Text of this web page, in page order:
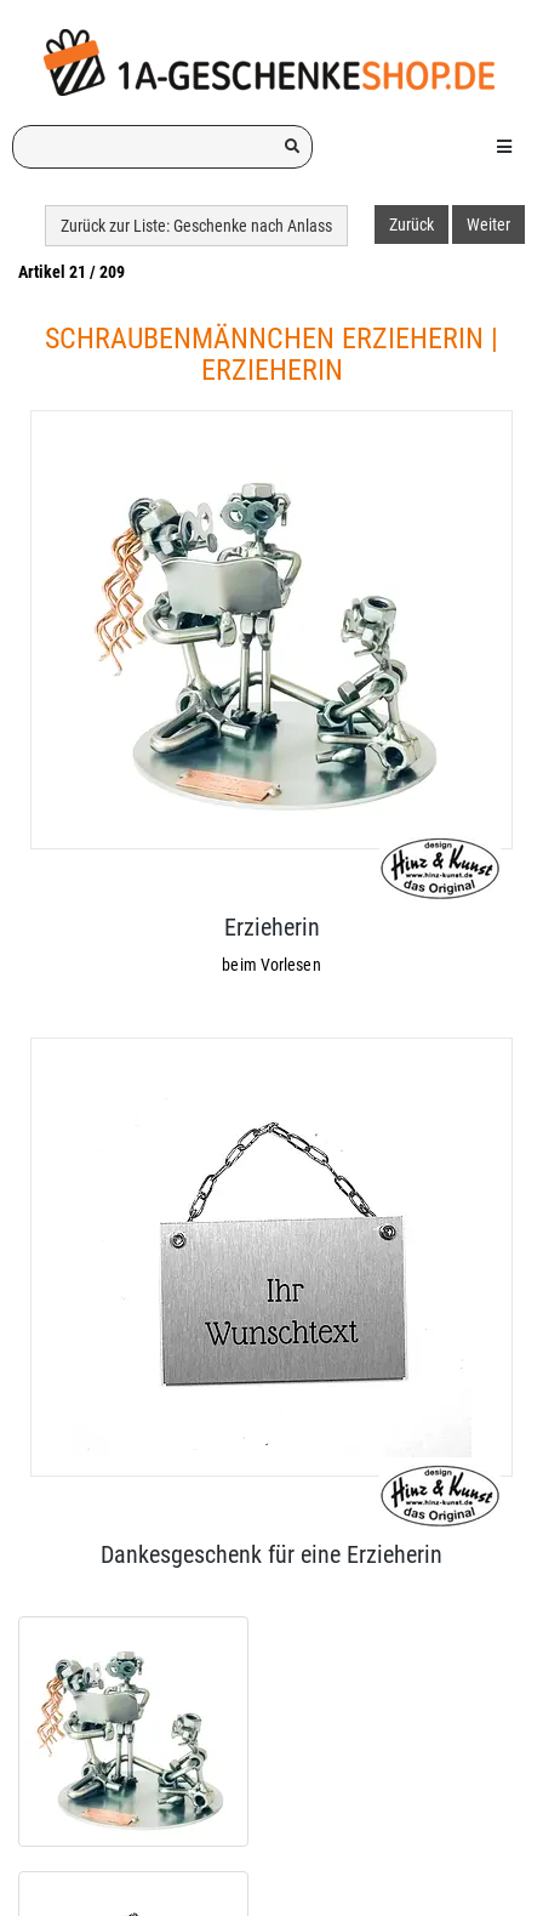
Ich
suche
Geschenk
Menü
Zurück zur Liste: Geschenke nach Anlass Zurück Weiter
Artikel 21 / 209
SCHRAUBENMÄNNCHEN ERZIEHERIN |
ERZIEHERIN
Erzieherin
beim Vorlesen
Dankesgeschenk für eine Erzieherin